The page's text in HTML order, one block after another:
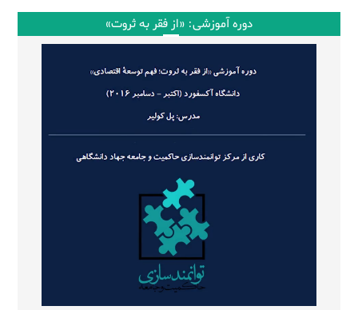
دوره آموزشی: «از فقر به ثروت»